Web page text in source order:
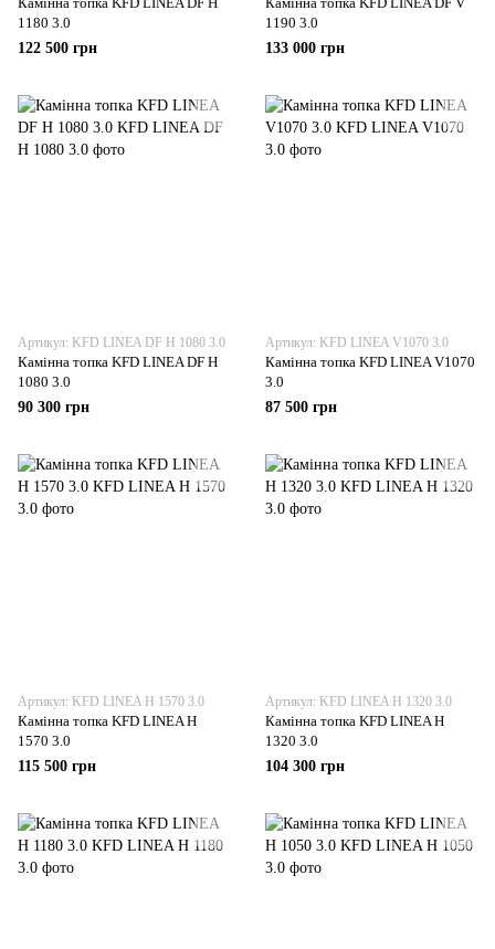
1180 3.0
122 500 грн
1190 3.0
133 000 грн
Артикул: KFD LINEA DF Н 1080 3.0
Камінна топка KFD LINEA DF Н
1080 3.0
90 300 грн
Артикул: KFD LINEA V1070 3.0
Камінна топка KFD LINEA V1070
3.0
87 500 грн
Артикул: KFD LINEA Н 1570 3.0
Камінна топка KFD LINEA Н
1570 3.0
115 500 грн
Артикул: KFD LINEA Н 1320 3.0
Камінна топка KFD LINEA Н
1320 3.0
104 300 грн